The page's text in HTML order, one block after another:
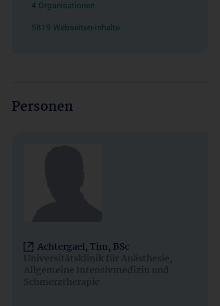
4 Organisationen
5819 Webseiten-Inhalte
Personen
Achtergael, Tim, BSc
Universitätsklinik für Anästhesie,
Allgemeine Intensivmedizin und
Schmerztherapie